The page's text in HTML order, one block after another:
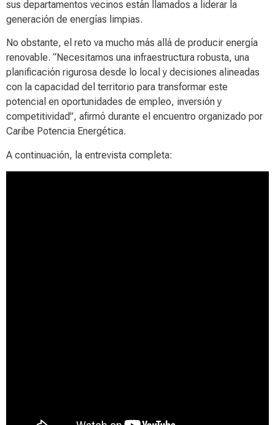
sus departamentos vecinos están llamados a liderar la
generación de energías limpias.
No obstante, el reto va mucho más allá de producir energía
renovable. “Necesitamos una infraestructura robusta, una
planificación rigurosa desde lo local y decisiones alineadas
con la capacidad del territorio para transformar este
potencial en oportunidades de empleo, inversión y
competitividad”, afirmó durante el encuentro organizado por
Caribe Potencia Energética.
A continuación, la entrevista completa: